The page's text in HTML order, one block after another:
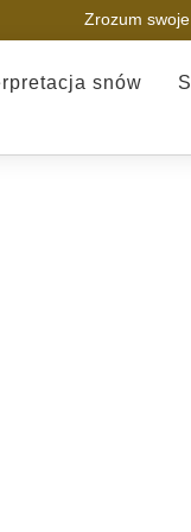
Zrozum
snów